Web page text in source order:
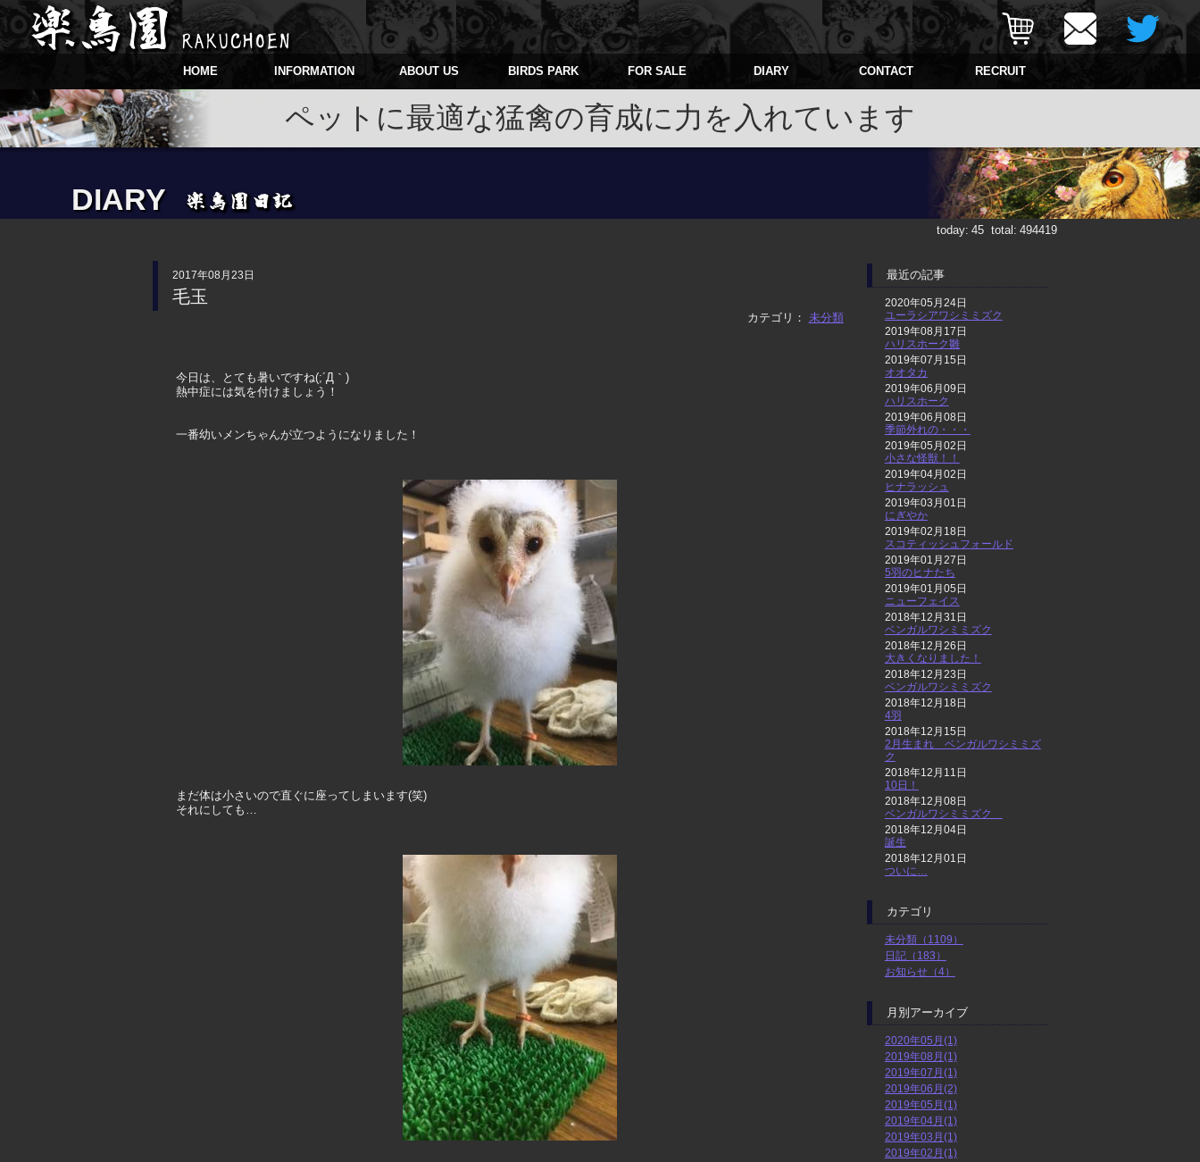
HOME INFORMATION ABOUT US BIRDS PARK FOR SALE DIARY CONTACT RECRUIT
ペットに最適な猛禽の育成に力を入れています
DIARY
today: 45 total: 494419
2017年08月23日
毛玉
カテゴリ： 未分類
今日は、とても暑いですね(;´Д｀)
熱中症には気を付けましょう！
一番幼いメンちゃんが立つようになりました！
まだ体は小さいので直ぐに座ってしまいます(笑)
それにしても…
最近の記事
2020年05月24日
ユーラシアワシミミズク
2019年08月17日
ハリスホーク雛
2019年07月15日
オオタカ
2019年06月09日
ハリスホーク
2019年06月08日
季節外れの・・・
2019年05月02日
小さな怪獣！！
2019年04月02日
ヒナラッシュ
2019年03月01日
にぎやか
2019年02月18日
スコティッシュフォールド
2019年01月27日
5羽のヒナたち
2019年01月05日
ニューフェイス
2018年12月31日
ベンガルワシミミズク
2018年12月26日
大きくなりました！
2018年12月23日
ベンガルワシミミズク
2018年12月18日
4羽
2018年12月15日
2月生まれ ベンガルワシミミズ
ク
2018年12月11日
10日！
2018年12月08日
ベンガルワシミミズク
2018年12月04日
誕生
2018年12月01日
ついに…
カテゴリ
未分類（1109）
日記（183）
お知らせ（4）
月別アーカイブ
2020年05月(1)
2019年08月(1)
2019年07月(1)
2019年06月(2)
2019年05月(1)
2019年04月(1)
2019年03月(1)
2019年02月(1)